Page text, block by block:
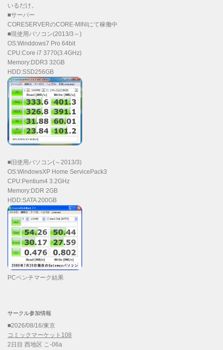
いるだけ。
■サーバー
CORESERVERのCORE-MINIにて稼働中
■現使用パソコン(2013/3～)
OS:Winddows7 Pro 64bit
CPU:Core i7 3770(3.4GHz)
Memory:DDR3 32GB
HDD:SSD256GB
■旧使用パソコン(～2013/3)
OS:WindowsXP Home ServicePack3
CPU:Pentium4 3.2GHz
Memory:DDR 2GB
HDD:SATA 200GB
PCベンチマーク結果
サークル参加情報
■2026/08/16/東京
コミックマーケット108
2日目 西地区 こ-06a